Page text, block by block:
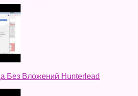
Без Вложений Hunterlead